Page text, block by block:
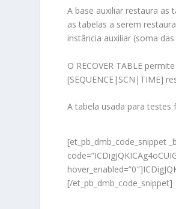
A base auxiliar restaura as
as tabelas a serem
instância auxiliar (soma
O RECOVER TABLE
[SEQUENCE|SCN|TIME]
A tabela usada para testes
[et_pb_dmb_code_snippet
[/et_pb_dmb_code_snippet]